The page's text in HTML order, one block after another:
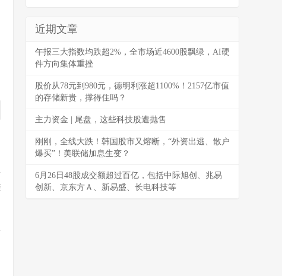
近期文章
午报三大指数均跌超2%，全市场近4600股飘绿，AI硬
件方向集体重挫
股价从78元到980元，德明利涨超1100%！2157亿市值
的存储新贵，撑得住吗？
主力资金 | 尾盘，这些科技股遭抛售
刚刚，全线大跌！韩国股市又熔断，“外资出逃、散户
爆买”！美联储加息生变？
6月26日48股成交额超过百亿，包括中际旭创、兆易
创新、京东方Ａ、新易盛、长电科技等